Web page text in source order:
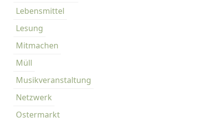
Lebensmittel
Lesung
Mitmachen
Müll
Musikveranstaltung
Netzwerk
Ostermarkt